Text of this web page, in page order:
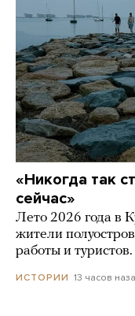
«Никогда так
сейчас»
Лето 2026 года в
жители
работы и
ИСТОРИИ 13 часов